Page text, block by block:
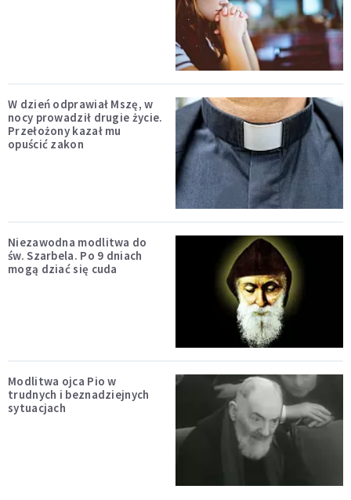
W dzień odprawiał Mszę, w
nocy prowadził drugie życie.
Przełożony kazał mu
opuścić zakon
Niezawodna modlitwa do
św. Szarbela. Po 9 dniach
mogą dziać się cuda
Modlitwa ojca Pio w
trudnych i beznadziejnych
sytuacjach